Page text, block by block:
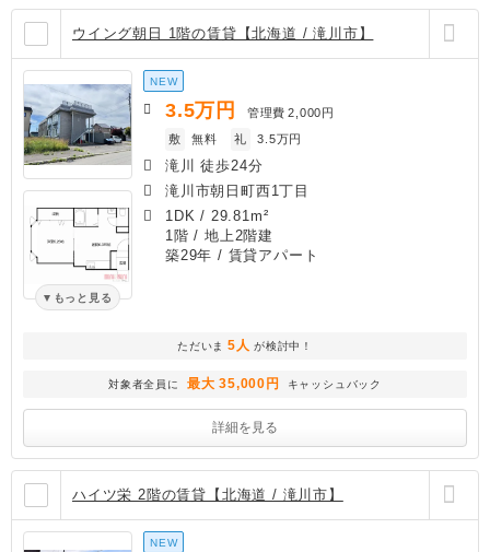
ウイング朝日 1階の賃貸【北海道 / 滝川市】
もっと見る
NEW
3.5万円 管理費 2,000円
敷
無料 礼 3.5万円
滝川 徒歩24分
滝川市朝日町西1丁目
1DK / 29.81m²
1階 / 地上2階建
築29年 / 賃貸アパート
ただいま 5人 が検討中！
対象者全員に 最大 35,000円 キャッシュバック
詳細を見る
ハイツ栄 2階の賃貸【北海道 / 滝川市】
NEW